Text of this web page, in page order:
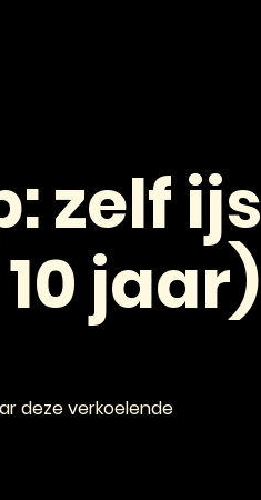
zelf ijs
jaar)
deze verkoelende